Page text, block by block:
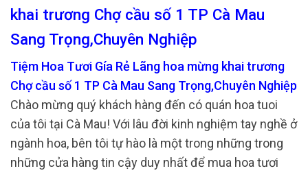
khai trương Chợ cầu số 1 TP Cà Mau
Sang Trọng,Chuyên Nghiệp
Tiệm Hoa Tươi Gía Rẻ Lãng hoa mừng khai trương
Chợ cầu số 1 TP Cà Mau Sang Trọng,Chuyên Nghiệp
Chào mừng quý khách hàng đến có quán hoa tuoi
của tôi tại Cà Mau! Với lâu đời kinh nghiệm tay nghề ở
ngành hoa, bên tôi tự hào là một trong những trong
những cửa hàng tin cậy duy nhất để mua hoa tươi